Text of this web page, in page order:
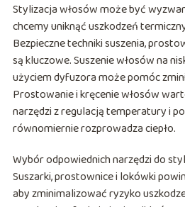
Stylizacja włosów może być
chcemy uniknąć uszkodzeń
Bezpieczne techniki suszenia,
są kluczowe. Suszenie włosów na
użyciem dyfuzora może pomóc
Prostowanie i kręcenie włosów
narzędzi z regulacją temperatury i
równomiernie rozprowadza ciepło.
Wybór odpowiednich narzędzi do
Suszarki, prostownice i lokówki
aby zminimalizować ryzyko